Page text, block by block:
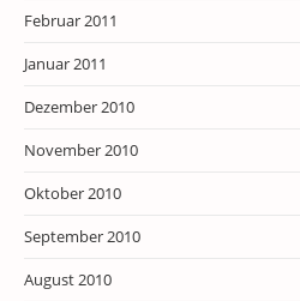
Februar 2011
Januar 2011
Dezember 2010
November 2010
Oktober 2010
September 2010
August 2010